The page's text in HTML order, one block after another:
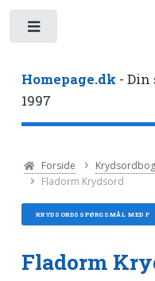
Homepage.dk - Din
1997
Forside Krydsordbog
Fladorm Krydsord
KRYDSORDSSPØRGSMÅL MED F
Fladorm